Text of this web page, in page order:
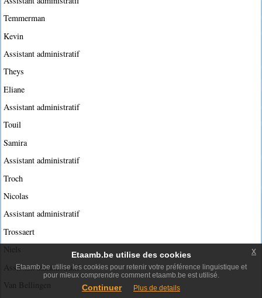
Temmerman
Kevin
Assistant administratif
Theys
Eliane
Assistant administratif
Touil
Samira
Assistant administratif
Troch
Nicolas
Assistant administratif
Trossaert
Niels
Assistant administratif
Van Bellingen
Etaamb.be utilise des cookies
Etaamb.be utilise les cookies pour retenir votre préférence linguistique et
pour mieux comprendre comment etaamb.be est utilisé.
Continuer Plus de details
x